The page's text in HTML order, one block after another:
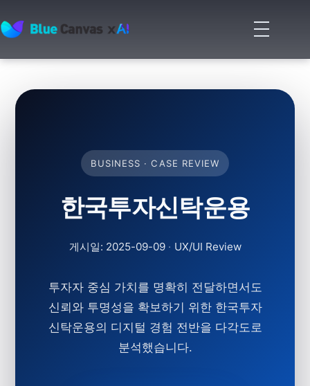
BLUECANVAS
메
뉴
기
BUSINESS · CASE REVIEW
한국투자신탁운용
게시일: 2025-09-09 · UX/UI Review
투자자 중심 가치를 명확히 전달하면서도
신뢰와 투명성을 확보하기 위한 한국투자
신탁운용의 디지털 경험 전반을 다각도로
분석했습니다.